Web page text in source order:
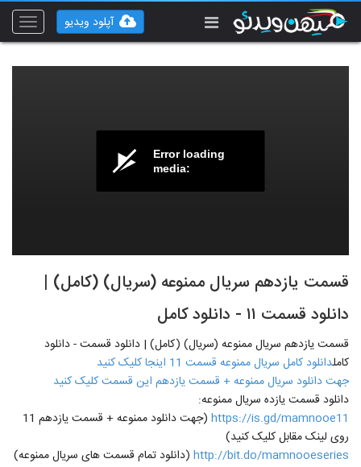
Toggle
آپلود ویدیو
Error loading
media:
قسمت یازدهم سریال ممنوعه (سریال) (کامل) |
دانلود قسمت ۱۱ - دانلود کامل
قسمت یازدهم سریال ممنوعه (سریال) (کامل) | دانلود قسمت - دانلود
کاملدانلود کامل سریال ممنوعه قسمت 11 اینجا کلیک کنید
جهت دانلود سریال ممنوعه + قسمت یازدهم این قسمت کلیک کنید
دانلود قسمت یازده سریال ممنوعه:
https://is.gd/mamnooe11
(جهت دانلود ممنوعه + قسمت یازدهم 11
روی لینک مقابل کلیک کنید)
http://bit.do/mamnooeseries (دانلود تمام قسمت های سریال ممنوعه)